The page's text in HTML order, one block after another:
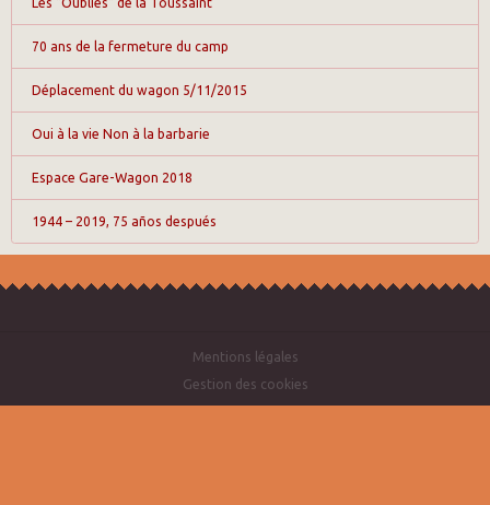
70 ans de la fermeture du camp
Déplacement du wagon 5/11/2015
Oui à la vie Non à la barbarie
Espace Gare-Wagon 2018
1944 – 2019, 75 años después
Mentions légales
Gestion des cookies